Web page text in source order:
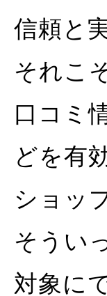
信頼と
それこ
口コミ
どを有
ショッ
そうい
対象に